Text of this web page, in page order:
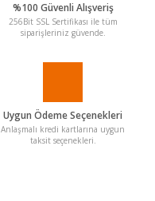
%100 Güvenli Alışveriş
256Bit SSL Sertifikası ile tüm
siparişleriniz güvende.
Uygun Ödeme Seçenekleri
Anlaşmalı kredi kartlarına uygun
taksit seçenekleri.